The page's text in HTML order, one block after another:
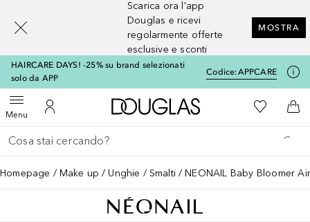
Scarica ora l'app
Douglas e ricevi
regolarmente offerte
esclusive e sconti
MOSTRA
HAIRCARE DAYS! -25% su brand selezionati
solo da APP
Codice:APPCARE
MenuApri menuAl Mio Account
A Douglas HomeAlla Mia
Al
Torna indietro
Esegui ricerca
Homepage Make up Unghie Smalti NEONAIL Baby Bloomer
[navigation.slideout.screenreader]